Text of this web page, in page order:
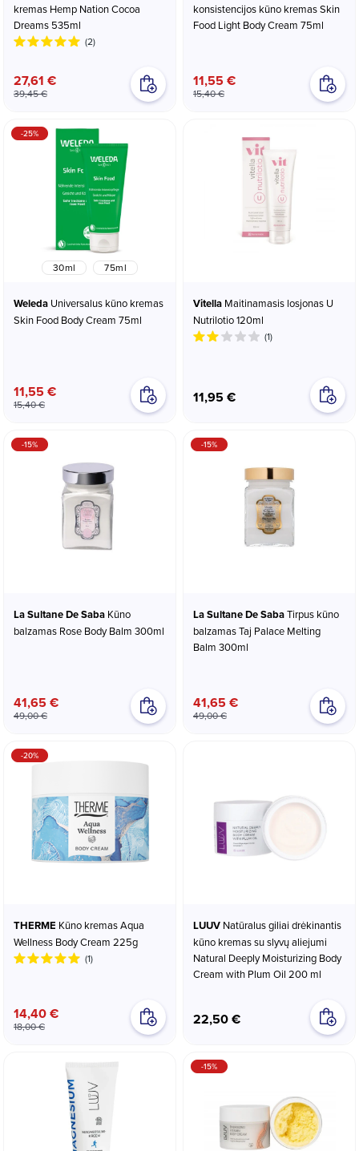
kremas Hemp Nation Cocoa
Dreams 535ml
(2)
27,61 €
39,45 €
konsistencijos kūno kremas Skin
Food Light Body Cream 75ml
11,55 €
15,40 €
30ml 75ml
Weleda
Skin Food Body Cream 75ml
11,55 €
15,40 €
-25%
Vitella
Nutrilotio 120ml
(1)
11,95 €
La Sultane De Saba
balzamas Rose Body Balm 300ml
41,65 €
49,00 €
-15%
La Sultane De Saba
balzamas Taj Palace Melting
Balm 300ml
41,65 €
49,00 €
-15%
THERME
Wellness Body Cream 225g
(1)
14,40 €
18,00 €
-20%
LUUV
kūno kremas su slyvų aliejumi
Natural Deeply Moisturizing Body
Cream with Plum Oil 200 ml
22,50 €
-15%